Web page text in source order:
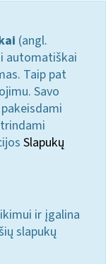
(angl.
automatiškai
Taip pat
Savo
Slapukų
ir įgalina
slapukų